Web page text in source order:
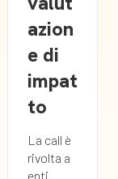
azion
e di
impat
to
La call è
rivolta a
enti